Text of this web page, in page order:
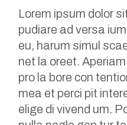
Lorem ipsum dolor
pudiare ad versa
eu, harum simul
net la oreet.
pro la bore con
mea et perci pit
elige di vivend um.